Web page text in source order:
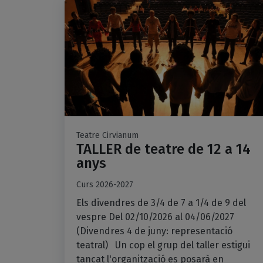
Teatre Cirvianum
TALLER de teatre de 12 a 14
anys
Curs 2026-2027
Els divendres de 3/4 de 7 a 1/4 de 9 del
vespre Del 02/10/2026 al 04/06/2027
(Divendres 4 de juny: representació
teatral) Un cop el grup del taller estigui
tancat l'organització es posarà en